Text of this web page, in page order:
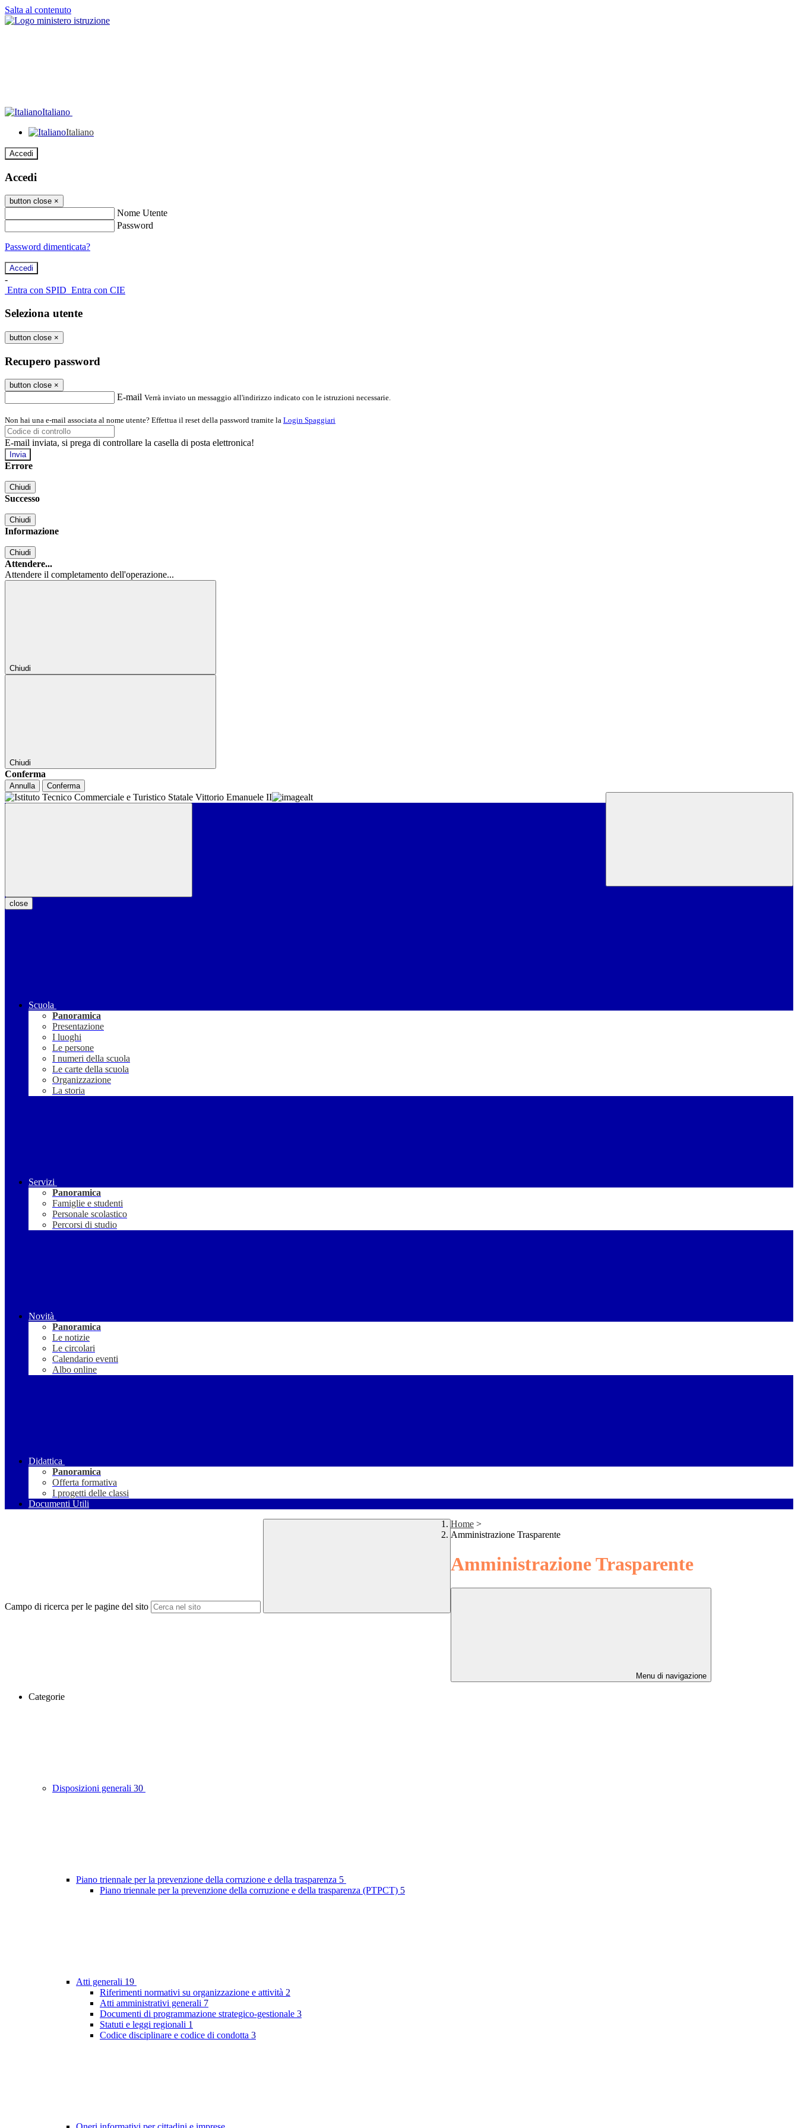
Salta al contenuto
Italiano
Italiano
Accedi
Accedi
button close ×
Nome Utente
Password
Password dimenticata?
-
Entra con SPID Entra con CIE
Seleziona utente
button close ×
Recupero password
button close ×
E-mail Verrà inviato un messaggio all'indirizzo indicato con le istruzioni necessarie.
Non hai una e-mail associata al nome utente? Effettua il reset della password tramite la Login Spaggiari
E-mail inviata, si prega di controllare la casella di posta elettronica!
Errore
Chiudi
Successo
Chiudi
Informazione
Chiudi
Attendere...
Attendere il completamento dell'operazione...
Chiudi
Chiudi
Conferma
Annulla Conferma
close
Scuola
Panoramica
Presentazione
I luoghi
Le persone
I numeri della scuola
Le carte della scuola
Organizzazione
La storia
Servizi
Panoramica
Famiglie e studenti
Personale scolastico
Percorsi di studio
Novità
Panoramica
Le notizie
Le circolari
Calendario eventi
Albo online
Didattica
Panoramica
Offerta formativa
I progetti delle classi
Documenti Utili
Campo di ricerca per le pagine del sito
Home >
Amministrazione Trasparente
Amministrazione Trasparente
Menu di navigazione
Categorie
Disposizioni generali 30
Piano triennale per la prevenzione della corruzione e della trasparenza 5
Piano triennale per la prevenzione della corruzione e della trasparenza (PTPCT) 5
Atti generali 19
Riferimenti normativi su organizzazione e attività 2
Atti amministrativi generali 7
Documenti di programmazione strategico-gestionale 3
Statuti e leggi regionali 1
Codice disciplinare e codice di condotta 3